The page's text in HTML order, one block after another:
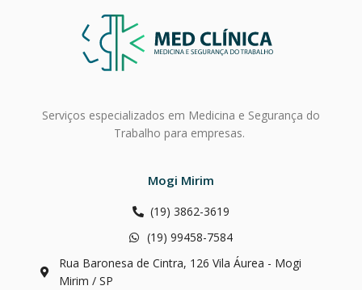
Serviços especializados em Medicina e Segurança do
Trabalho para empresas.
Mogi Mirim
(19) 3862-3619
(19) 99458-7584
Rua Baronesa de Cintra, 126 Vila Áurea - Mogi
Mirim / SP